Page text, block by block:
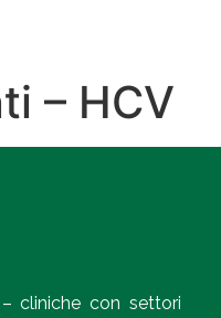
– HCV
cliniche con settori